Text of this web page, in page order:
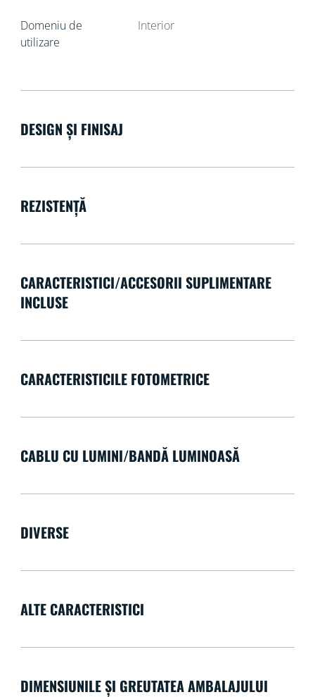
Domeniu de
utilizare
Interior
DESIGN ȘI FINISAJ
REZISTENȚĂ
CARACTERISTICI/ACCESORII SUPLIMENTARE
INCLUSE
CARACTERISTICILE FOTOMETRICE
CABLU CU LUMINI/BANDĂ LUMINOASĂ
DIVERSE
ALTE CARACTERISTICI
DIMENSIUNILE ȘI GREUTATEA AMBALAJULUI